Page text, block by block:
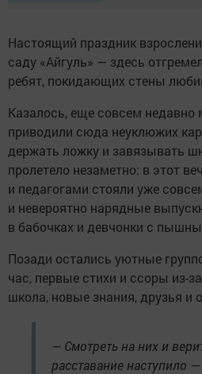
Настоящий праздник
саду «Айгуль» — здесь
ребят, покидающих стены
Казалось, еще совсем
приводили сюда неуклюжих
держать ложку и завязывать
пролетело незаметно: в этот
и педагогами стояли уже
и невероятно нарядные
в бабочках и девчонки с
Позади остались уютные
час, первые стихи и ссоры из-
школа, новые знания, друзья и
— Смотреть на них и
расставание наступило —